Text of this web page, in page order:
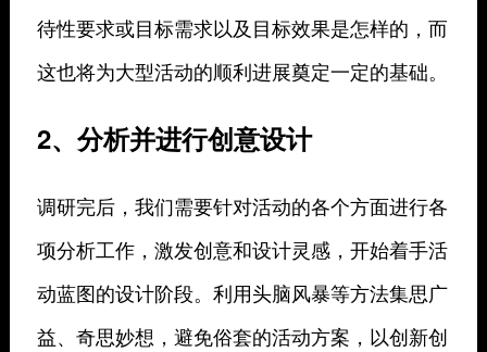
待性要求或目标需求以及目标效果是怎样的，而
这也将为大型活动的顺利进展奠定一定的基础。
2、分析并进行创意设计
调研完后，我们需要针对活动的各个方面进行各
项分析工作，激发创意和设计灵感，开始着手活
动蓝图的设计阶段。利用头脑风暴等方法集思广
益、奇思妙想，避免俗套的活动方案，以创新创